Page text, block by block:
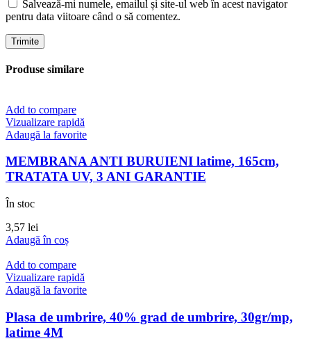
Salvează-mi numele, emailul și site-ul web în acest navigator
pentru data viitoare când o să comentez.
Produse similare
Add to compare
Vizualizare rapidă
Adaugă la favorite
MEMBRANA ANTI BURUIENI latime, 165cm,
TRATATA UV, 3 ANI GARANTIE
În stoc
3,57 lei
Adaugă în coș
Add to compare
Vizualizare rapidă
Adaugă la favorite
Plasa de umbrire, 40% grad de umbrire, 30gr/mp,
latime 4M